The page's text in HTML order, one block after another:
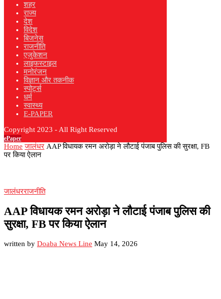
शहर
राज्य
देश
विदेश
बिजनेस
राजनीति
एजुकेशन
लाइफस्टाइल
मनोरंजन
विज्ञान और तकनीक
स्पोर्ट्स
धर्म
स्वास्थ्य
E-PAPER
Copyright 2023 - All Right Reserved
ePaper
Home जालंधर AAP विधायक रमन अरोड़ा ने लौटाई पंजाब पुलिस की सुरक्षा, FB
पर किया ऐलान
जालंधरराजनीति
AAP विधायक रमन अरोड़ा ने लौटाई पंजाब पुलिस की
सुरक्षा, FB पर किया ऐलान
written by Doaba News Line May 14, 2026